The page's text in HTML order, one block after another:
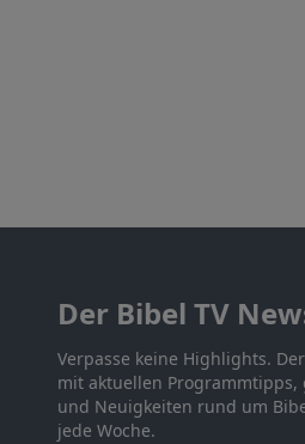
Der Bibel TV
Verpasse keine Highlights.
mit aktuellen
und Neuigkeiten rund um
jede Woche.